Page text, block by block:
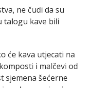
ne čudi da su
talogu kave bili
će kava utjecati na
i malčevi od
sjemena šećerne